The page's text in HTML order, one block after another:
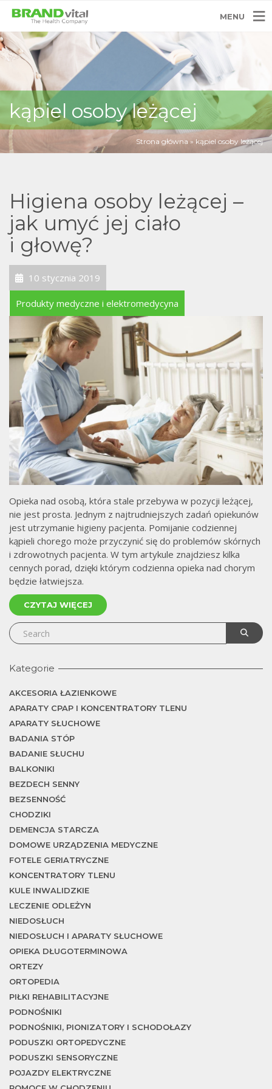
MENU
kąpiel osoby leżącej
Strona główna» kąpiel osoby leżącej
Higiena osoby leżącej –
jak umyć jej ciało
i głowę?
10 stycznia 2019
Produkty medyczne i elektromedycyna
Opieka nad osobą, która stale przebywa w pozycji leżącej,
nie jest prosta. Jednym z najtrudniejszych zadań opiekunów
jest utrzymanie higieny pacjenta. Pomijanie codziennej
kąpieli chorego może przyczynić się do problemów skórnych
i zdrowotnych pacjenta. W tym artykule znajdziesz kilka
cennych porad, dzięki którym codzienna opieka nad chorym
będzie łatwiejsza.
CZYTAJ WIĘCEJ
Kategorie
AKCESORIA ŁAZIENKOWE
APARATY CPAP I KONCENTRATORY TLENU
APARATY SŁUCHOWE
BADANIA STÓP
BADANIE SŁUCHU
BALKONIKI
BEZDECH SENNY
BEZSENNOŚĆ
CHODZIKI
DEMENCJA STARCZA
DOMOWE URZĄDZENIA MEDYCZNE
FOTELE GERIATRYCZNE
KONCENTRATORY TLENU
KULE INWALIDZKIE
LECZENIE ODLEŻYN
NIEDOSŁUCH
NIEDOSŁUCH I APARATY SŁUCHOWE
OPIEKA DŁUGOTERMINOWA
ORTEZY
ORTOPEDIA
PIŁKI REHABILITACYJNE
PODNOŚNIKI
PODNOŚNIKI, PIONIZATORY I SCHODOŁAZY
PODUSZKI ORTOPEDYCZNE
PODUSZKI SENSORYCZNE
POJAZDY ELEKTRYCZNE